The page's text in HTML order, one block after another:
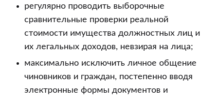
регулярно проводить выборочные
сравнительные проверки реальной
стоимости имущества должностных лиц и
их легальных доходов, невзирая на лица;
максимально исключить личное общение
чиновников и граждан, постепенно вводя
электронные формы документов и